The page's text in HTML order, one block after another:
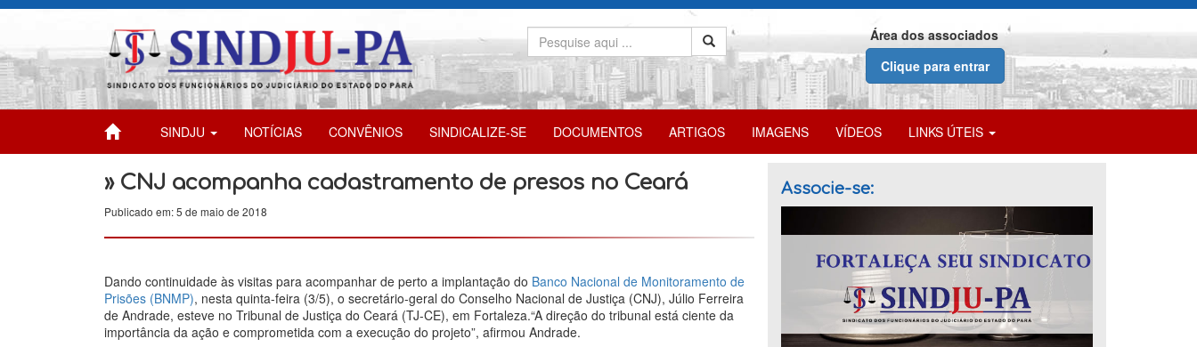
Área dos associados
Clique para entrar
SINDJU NOTÍCIAS CONVÊNIOS SINDICALIZE-SE DOCUMENTOS ARTIGOS IMAGENS VÍDEOS LINKS ÚTEIS
» CNJ acompanha cadastramento de presos no Ceará
Publicado em: 5 de maio de 2018
Dando continuidade às visitas para acompanhar de perto a implantação do Banco Nacional de Monitoramento de
Prisões (BNMP), nesta quinta-feira (3/5), o secretário-geral do Conselho Nacional de Justiça (CNJ), Júlio Ferreira
de Andrade, esteve no Tribunal de Justiça do Ceará (TJ-CE), em Fortaleza.“A direção do tribunal está ciente da
importância da ação e comprometida com a execução do projeto”, afirmou Andrade.
Associe-se: